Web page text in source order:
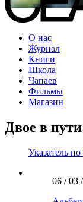
О нас
Журнал
Книги
Школа
Чапаев
Фильмы
Магазин
Двое в пути
Указатель
06 / 03